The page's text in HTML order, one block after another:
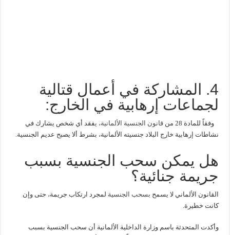
4. المشاركة في أعمال قتالية
لجماعات إرهابية في الخارج:
وفقاً للمادة 28 من قانون الجنسية الألمانية، يفقد أي شخص يشارك في
نشاطات إرهابية خارج البلاد جنسيته الألمانية، بشرط ألا يصبح عديم الجنسية.
هل يمكن سحب الجنسية بسبب
جريمة جنائية؟
القانون الألماني لا يسمح بسحب الجنسية لمجرد ارتكاب جريمة، حتى وإن
كانت خطيرة.
وأكدت المتحدثة باسم وزارة الداخلية الألمانية أن سحب الجنسية بسبب